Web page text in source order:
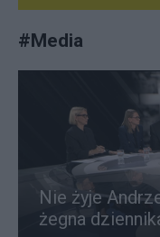
#Media
Nie żyje
żegna